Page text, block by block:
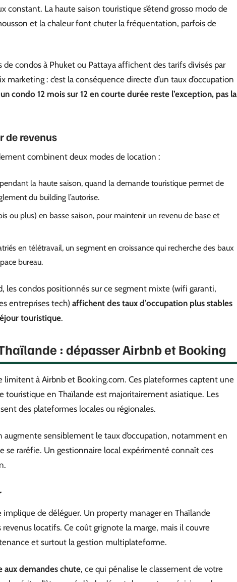
constant. La haute saison touristique s’étend grosso modo de
et la chaleur font chuter la fréquentation, parfois de
de condos à Phuket ou Pattaya affichent des tarifs divisés par
marketing : c’est la conséquence directe d’un taux d’occupation
condo 12 mois sur 12 en courte durée reste l’exception, pas la
de revenus
combinent deux modes de location :
la haute saison, quand la demande touristique permet de
du building l’autorise.
ou plus) en basse saison, pour maintenir un revenu de base et
en télétravail, un segment en croissance qui recherche des baux
bureau.
les condos positionnés sur ce segment mixte (wifi garanti,
entreprises tech) affichent des taux d’occupation plus stables
touristique.
: dépasser Airbnb et Booking
limitent à Airbnb et Booking.com. Ces plateformes captent une
touristique en Thaïlande est majoritairement asiatique. Les
des plateformes locales ou régionales.
augmente sensiblement le taux d’occupation, notamment en
se raréfie. Un gestionnaire local expérimenté connaît ces
implique de déléguer. Un property manager en Thaïlande
locatifs. Ce coût grignote la marge, mais il couvre
et surtout la gestion multiplateforme.
aux demandes chute, ce qui pénalise le classement de votre